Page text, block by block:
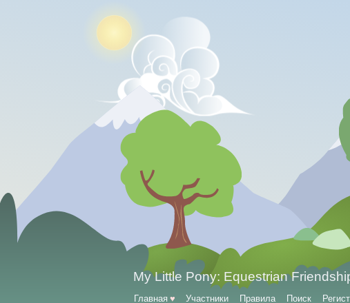
My Little Pony: Equestrian
Главная ♥ Участники Правила Поиск